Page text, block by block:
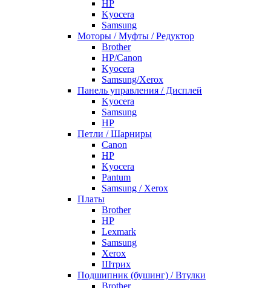
HP
Kyocera
Samsung
Моторы / Муфты / Редуктор
Brother
HP/Canon
Kyocera
Samsung/Xerox
Панель управления / Дисплей
Kyocera
Samsung
НР
Петли / Шарниры
Canon
HP
Kyocera
Pantum
Samsung / Xerox
Платы
Brother
HP
Lexmark
Samsung
Xerox
Штрих
Подшипник (бушинг) / Втулки
Brother